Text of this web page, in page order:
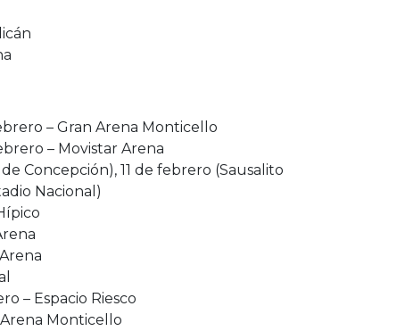
– Gran Arena Monticello
– Movistar Arena
Concepción), 11 de febrero (Sausalito
Nacional)
– Espacio Riesco
Monticello